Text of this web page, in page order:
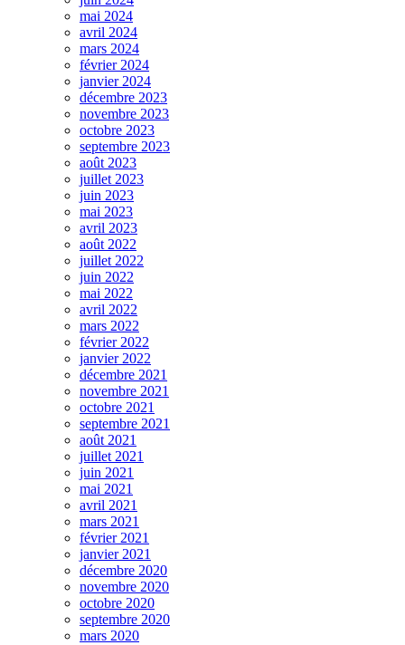
mai 2024
avril 2024
mars 2024
février 2024
janvier 2024
décembre 2023
novembre 2023
octobre 2023
septembre 2023
août 2023
juillet 2023
juin 2023
mai 2023
avril 2023
août 2022
juillet 2022
juin 2022
mai 2022
avril 2022
mars 2022
février 2022
janvier 2022
décembre 2021
novembre 2021
octobre 2021
septembre 2021
août 2021
juillet 2021
juin 2021
mai 2021
avril 2021
mars 2021
février 2021
janvier 2021
décembre 2020
novembre 2020
octobre 2020
septembre 2020
mars 2020